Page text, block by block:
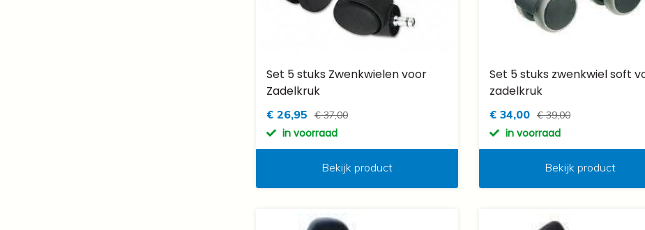
Set 5 stuks Zwenkwielen voor
Zadelkruk
€ 26,95 € 37,00
in voorraad
Bekijk product
Set 5 stuks zwenkwiel soft
zadelkruk
€ 34,00 € 39,00
in voorraad
Bekijk product